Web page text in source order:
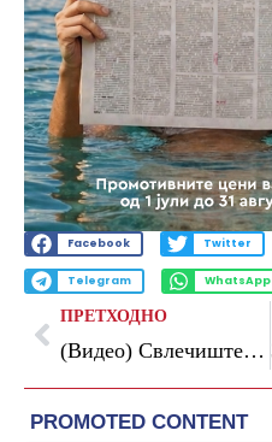
Facebook Twitter
Telegram WhatsApp
ПРЕТХОДНО
(Видео) Свлечиште на градилиште во Скопје: оштетена инфраструктура, кабли за струја